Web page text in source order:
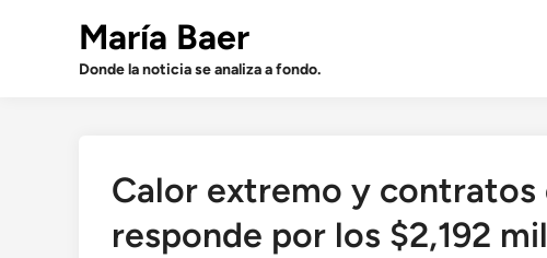
María Baer
Donde la noticia se analiza a fondo.
Calor extremo y contratos
responde por los $2,192